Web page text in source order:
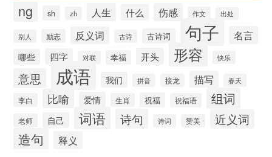
ng sh zh 人生 什么 伤感 作文 出处
别人 励志 反义词 古诗 古诗词 句子 名言
哪些 四字 对联 幸福 开头 形容 快乐
意思 成语 我们 拼音 接龙 描写 春天
李白 比喻 爱情 生肖 祝福 祝福语 组词
老师 自己 词语 诗句 诗词 赞美 近义词
造句 释义